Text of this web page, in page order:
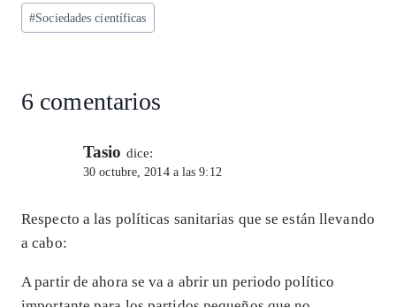
#Sociedades científicas
6 comentarios
Tasio dice:
30 octubre, 2014 a las 9:12
Respecto a las políticas sanitarias que se están llevando
a cabo:
A partir de ahora se va a abrir un periodo político